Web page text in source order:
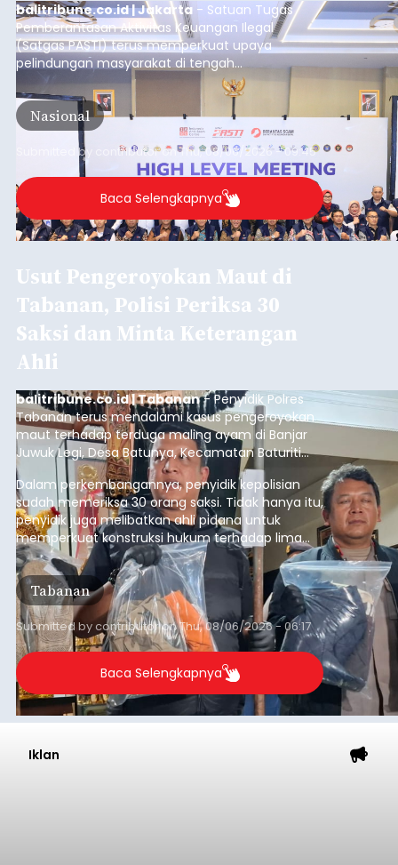
balitribune.co.id | Jakarta - Satuan Tugas
Pemberantasan Aktivitas Keuangan Ilegal
(Satgas PASTI) terus memperkuat upaya
pelindungan masyarakat di tengah
meningkatnya ancaman penipuan digital yang
semakin kompleks.
Nasional
Submitted by contributoronThu, 08/06/2026 - 09:45
Baca Selengkapnya
Usut Pengeroyokan Maut di
Tabanan, Polisi Periksa 30
Saksi dan Minta Keterangan
Ahli
balitribune.co.id | Tabanan- Penyidik Polres
Tabanan terus mendalami kasus pengeroyokan
maut terhadap terduga maling ayam di Banjar
Juwuk Legi, Desa Batunya, Kecamatan Baturiti
yang terjadi beberapa waktu lalu.
Dalam perkembangannya, penyidik kepolisian
sudah memeriksa 30 orang saksi. Tidak hanya itu,
penyidik juga melibatkan ahli pidana untuk
memperkuat konstruksi hukum terhadap lima
orang tersangka yang saat ini ditahan.
Tabanan
Submitted bycontributoronThu, 08/06/2026 - 06:17
Baca Selengkapnya
Iklan